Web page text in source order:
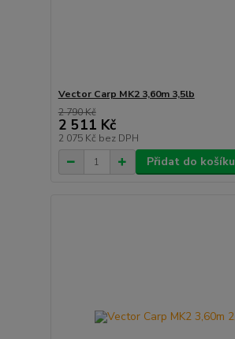
Vector Carp MK2 3,60m 3,5lb
2 790 Kč
2 511 Kč
2 075 Kč bez DPH
Přidat do košíku